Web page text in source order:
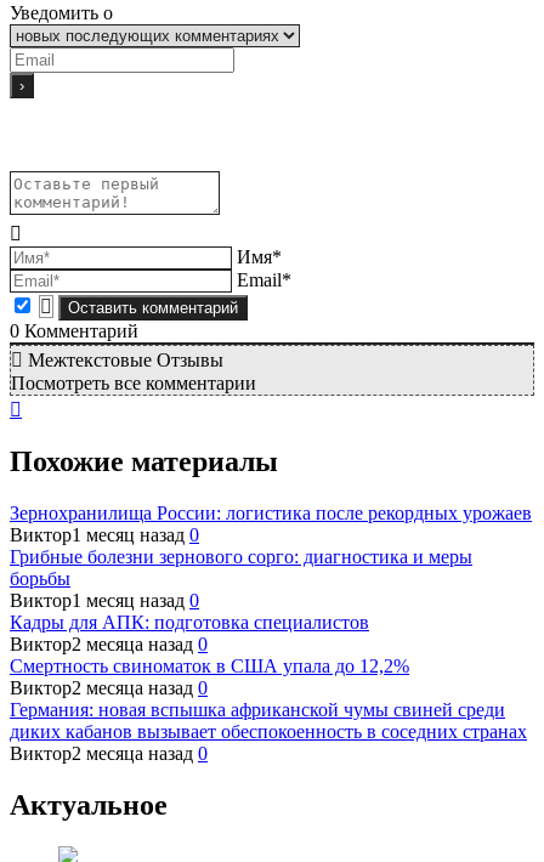
Уведомить о
Имя*
Email*
0 Комментарий
Межтекстовые Отзывы
Посмотреть все комментарии
Похожие материалы
Зернохранилища России: логистика после рекордных урожаев
Виктор1 месяц назад 0
Грибные болезни зернового сорго: диагностика и меры
борьбы
Виктор1 месяц назад 0
Кадры для АПК: подготовка специалистов
Виктор2 месяца назад 0
Смертность свиноматок в США упала до 12,2%
Виктор2 месяца назад 0
Германия: новая вспышка африканской чумы свиней среди
диких кабанов вызывает обеспокоенность в соседних странах
Виктор2 месяца назад 0
Актуальное